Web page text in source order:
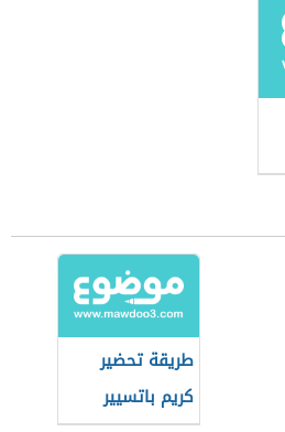
طريقة تحضير
كريم باتسيير